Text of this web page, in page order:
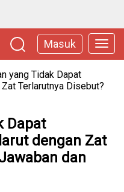
Masuk
yang Tidak Dapat
Terlarutnya Disebut?
Dapat
dengan Zat
dan